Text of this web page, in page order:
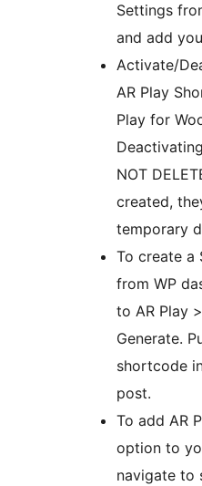
Settings
and add
Activate/
AR Play
Play for
NOT
created,
temporary
To create a
from WP
to AR Play
Generate.
shortcode
post.
To add AR
option to
navigate to